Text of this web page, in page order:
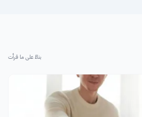
بناءً على ما قرأت